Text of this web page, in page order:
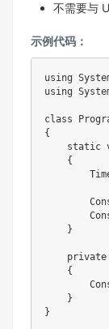
不需要与
示例代码：
using
using
class
{
static
    {
    }
    {
    }
}